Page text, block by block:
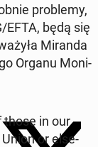
pro­ble­my,
EFTA, będą się
Miranda
Organu Mo­ni­
those in our
or el­se­